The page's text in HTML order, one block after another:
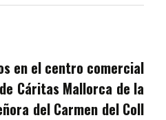
en el centro comercial
Cáritas Mallorca de la
del Carmen del Coll